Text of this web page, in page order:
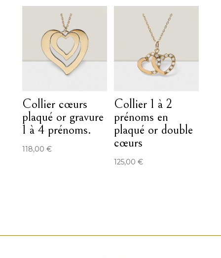
Collier cœurs
plaqué or gravure
1 à 4 prénoms.
118,00 €
Collier 1 à 2
prénoms en
plaqué or double
cœurs
125,00€